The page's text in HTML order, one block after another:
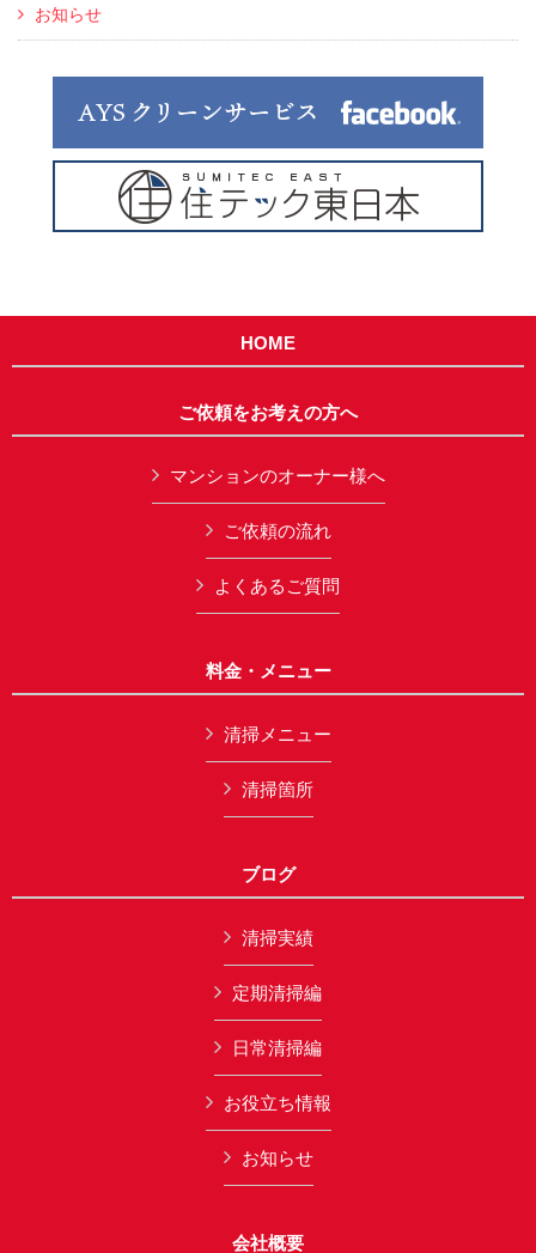
お知らせ
HOME
ご依頼をお考えの方へ
マンションのオーナー様へ
ご依頼の流れ
よくあるご質問
料金・メニュー
清掃メニュー
清掃箇所
ブログ
清掃実績
定期清掃編
日常清掃編
お役立ち情報
お知らせ
会社概要